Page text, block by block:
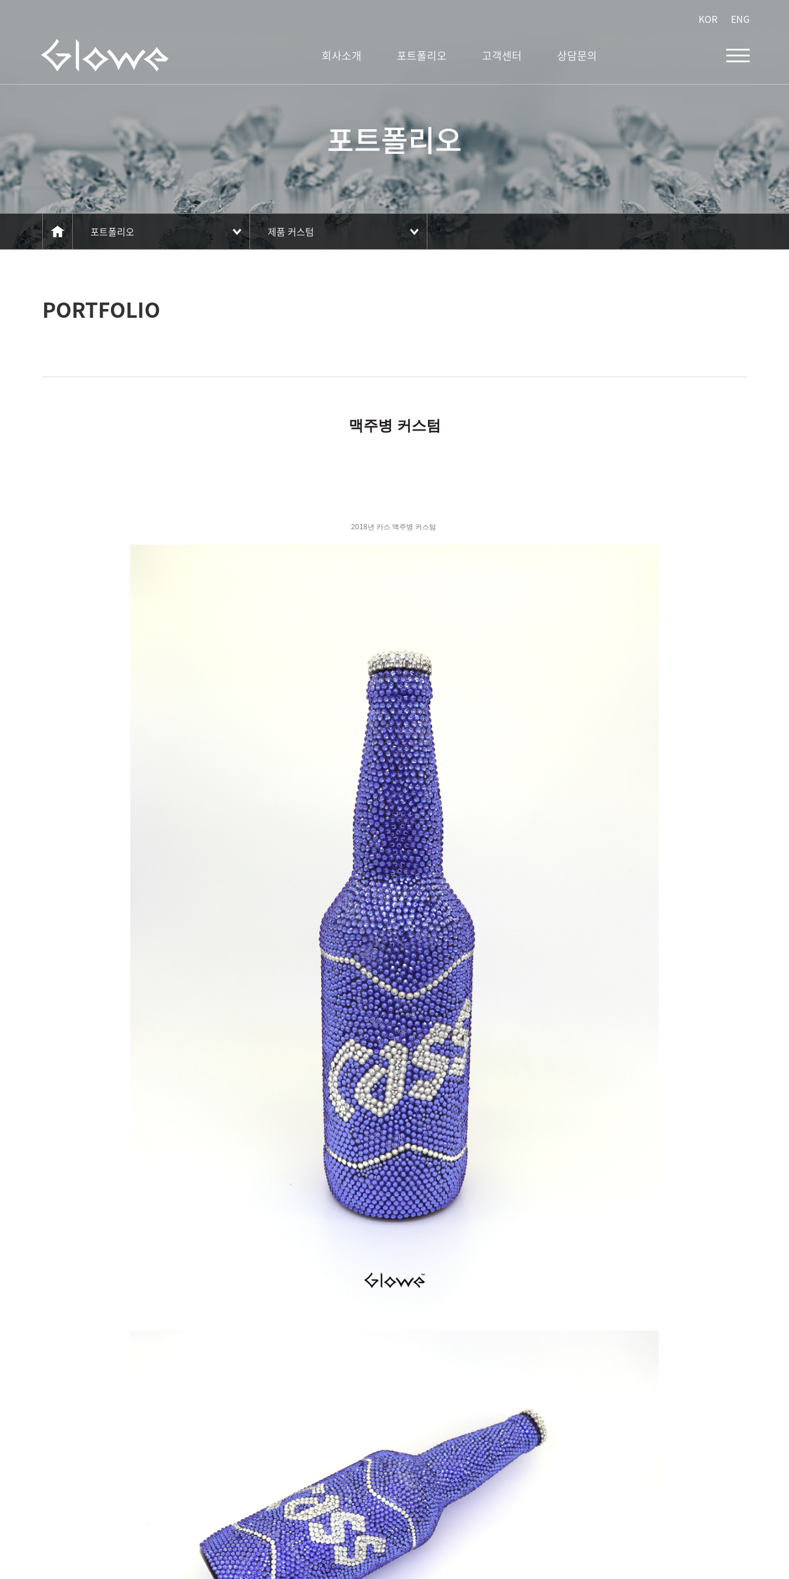
KOR ENG
회사소개 포트폴리오 고객센터 상담문의
포트폴리오
포트폴리오 제품 커스텀
PORTFOLIO
맥주병 커스텀
2018년 카스 맥주병 커스텀